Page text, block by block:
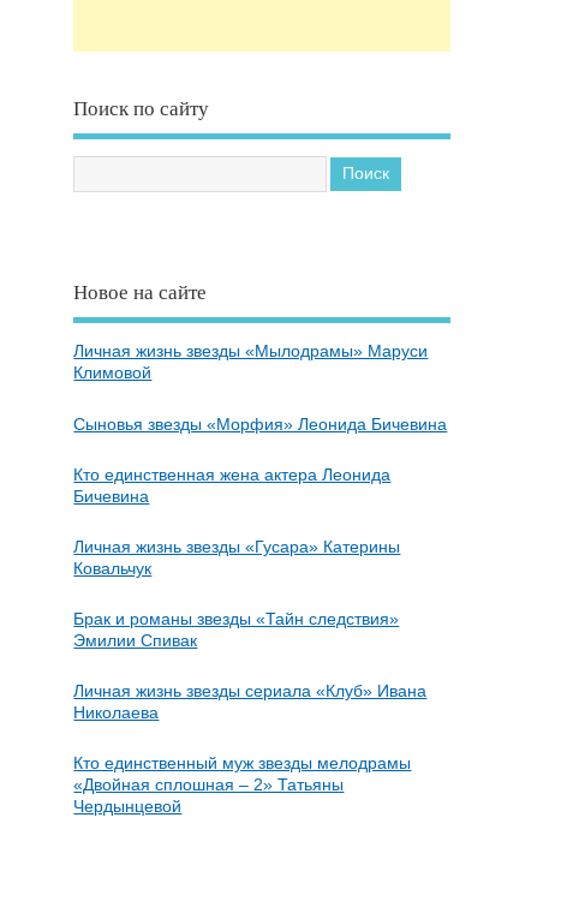
Поиск по сайту
Новое на сайте
Личная жизнь звезды «Мылодрамы» Маруси
Климовой
Сыновья звезды «Морфия» Леонида Бичевина
Кто единственная жена актера Леонида
Бичевина
Личная жизнь звезды «Гусара» Катерины
Ковальчук
Брак и романы звезды «Тайн следствия»
Эмилии Спивак
Личная жизнь звезды сериала «Клуб» Ивана
Николаева
Кто единственный муж звезды мелодрамы
«Двойная сплошная – 2» Татьяны
Чердынцевой